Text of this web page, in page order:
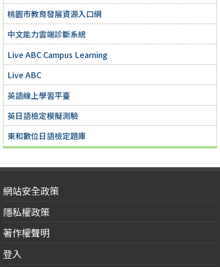
桃園市教育發展資源入口網
中文能力雲端診斷系統
Live ABC Campus Learning
Live ABC
英語線上學習平臺
英日語檢定模擬測驗
東和數位日語檢定題庫
網站安全政策
隱私權政策
著作權聲明
登入